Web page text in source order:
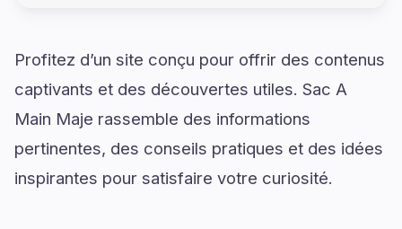
Profitez d’un site conçu pour offrir des contenus
captivants et des découvertes utiles. Sac A
Main Maje rassemble des informations
pertinentes, des conseils pratiques et des idées
inspirantes pour satisfaire votre curiosité.